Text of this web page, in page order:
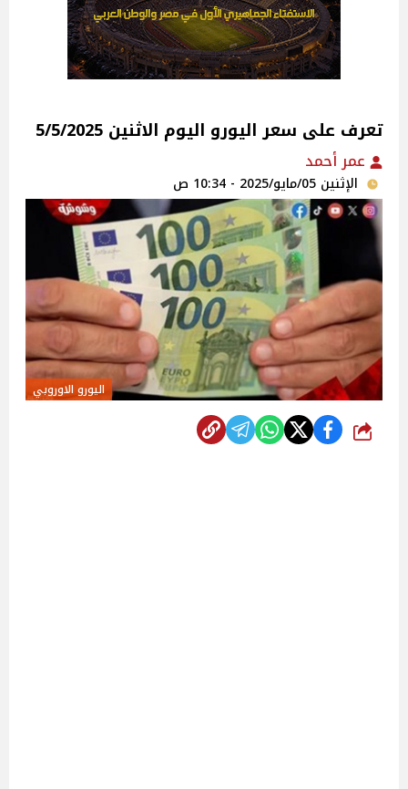
تعرف على سعر اليورو اليوم الاثنين 5/5/2025
عمر أحمد
الإثنين 05/مايو/2025 - 10:34 ص
اليورو الاوروبي
شارك